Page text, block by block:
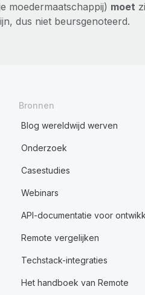
moedermaatschappij) moet
dus niet beursgenoteerd.
Bronnen
Blog wereldwijd werven
Onderzoek
Casestudies
Webinars
API-documentatie voor
Remote vergelijken
Techstack-integraties
Het handboek van Remote